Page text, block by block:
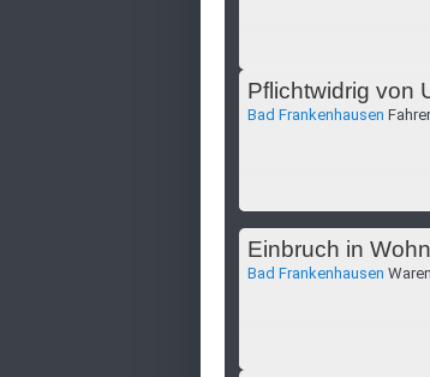
Pflichtwidrig von
Bad Frankenhausen
Einbruch in
Bad Frankenhausen